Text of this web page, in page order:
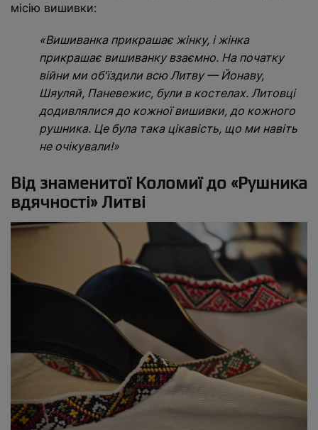
місію вишивки:
«Вишиванка прикрашає жінку, і жінка
прикрашає вишиванку взаємно. На початку
війни ми об'їздили всю Литву — Йонаву,
Шяуляй, Паневежис, були в костелах. Литовці
додивлялися до кожної вишивки, до кожного
рушника. Це була така цікавість, що ми навіть
не очікували!»
Від знаменитої Коломиї до «Рушника
вдячності» Литві